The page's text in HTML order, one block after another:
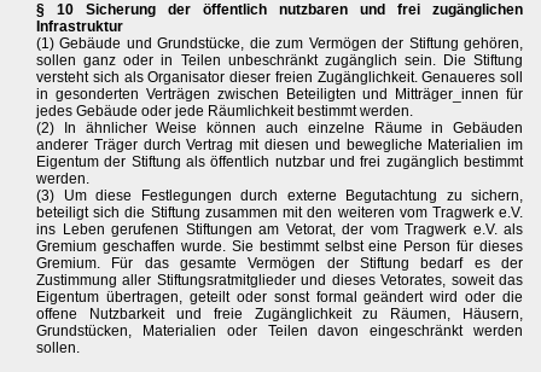
§ 10 Sicherung der öffentlich nutzbaren und frei zugänglichen
Infrastruktur
(1) Gebäude und Grundstücke, die zum Vermögen der Stiftung gehören,
sollen ganz oder in Teilen unbeschränkt zugänglich sein. Die Stiftung
versteht sich als Organisator dieser freien Zugänglichkeit. Genaueres soll
in gesonderten Verträgen zwischen Beteiligten und Mitträger_innen für
jedes Gebäude oder jede Räumlichkeit bestimmt werden.
(2) In ähnlicher Weise können auch einzelne Räume in Gebäuden
anderer Träger durch Vertrag mit diesen und bewegliche Materialien im
Eigentum der Stiftung als öffentlich nutzbar und frei zugänglich bestimmt
werden.
(3) Um diese Festlegungen durch externe Begutachtung zu sichern,
beteiligt sich die Stiftung zusammen mit den weiteren vom Tragwerk e.V.
ins Leben gerufenen Stiftungen am Vetorat, der vom Tragwerk e.V. als
Gremium geschaffen wurde. Sie bestimmt selbst eine Person für dieses
Gremium. Für das gesamte Vermögen der Stiftung bedarf es der
Zustimmung aller Stiftungsratmitglieder und dieses Vetorates, soweit das
Eigentum übertragen, geteilt oder sonst formal geändert wird oder die
offene Nutzbarkeit und freie Zugänglichkeit zu Räumen, Häusern,
Grundstücken, Materialien oder Teilen davon eingeschränkt werden
sollen.